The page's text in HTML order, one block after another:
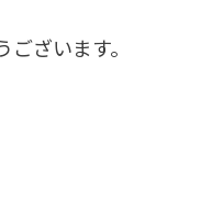
ざいます。